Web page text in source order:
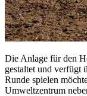
Die Anlage für den
gestaltet und verfügt
Runde spielen
Umweltzentrum